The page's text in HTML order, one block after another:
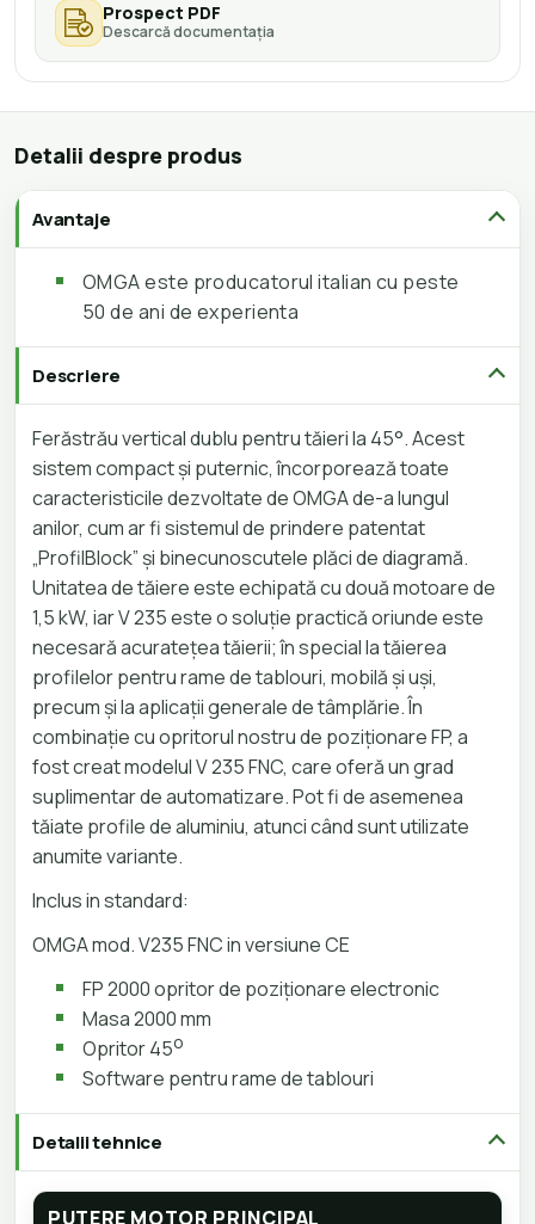
Prospect PDF
Descarcă documentația
Detalii despre produs
Avantaje
OMGA este producatorul italian cu peste
50 de ani de experienta
Descriere
Ferăstrău vertical dublu pentru tăieri la 45°. Acest
sistem compact și puternic, încorporează toate
caracteristicile dezvoltate de OMGA de-a lungul
anilor, cum ar fi sistemul de prindere patentat
„ProfilBlock” și binecunoscutele plăci de diagramă.
Unitatea de tăiere este echipată cu două motoare de
1,5 kW, iar V 235 este o soluție practică oriunde este
necesară acuratețea tăierii; în special la tăierea
profilelor pentru rame de tablouri, mobilă și uși,
precum și la aplicații generale de tâmplărie.În
combinație cu opritorul nostru de poziționare FP, a
fost creat modelul V 235 FNC, care oferă un grad
suplimentar de automatizare. Pot fi de asemenea
tăiate profile de aluminiu, atunci când sunt utilizate
anumite variante.
Inclus in standard:
OMGA mod. V235 FNC in versiune CE
FP 2000 opritor de poziționare electronic
Masa 2000 mm
Opritor 45o
Software pentru rame de tablouri
Detalii tehnice
PUTERE MOTOR PRINCIPAL